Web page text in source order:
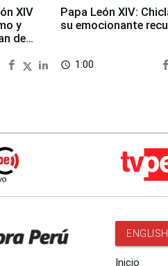
XIV
y
de
Papa León XIV:
su emocionante
access_time 1:00
Inicio